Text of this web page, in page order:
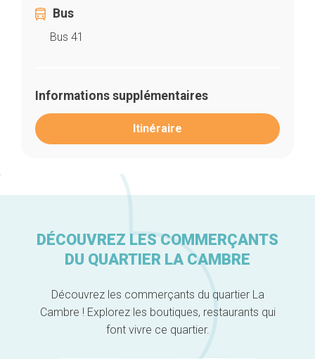
Accueil
Bonnes adresses
Tops 10
Artisans
A propos
Bus
Bus 41
Informations supplémentaires
Itinéraire
DÉCOUVREZ LES COMMERÇANTS
DU QUARTIER LA CAMBRE
Découvrez les commerçants du quartier La
Cambre ! Explorez les boutiques, restaurants qui
font vivre ce quartier.